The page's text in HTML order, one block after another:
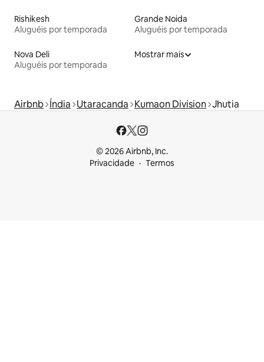
Rishikesh
Aluguéis por temporada
Grande Noida
Aluguéis por temporada
Nova Deli
Aluguéis por temporada
Mostrar mais
Airbnb Índia Utaracanda Kumaon Division Jhutia
© 2026 Airbnb, Inc.
Privacidade
Termos